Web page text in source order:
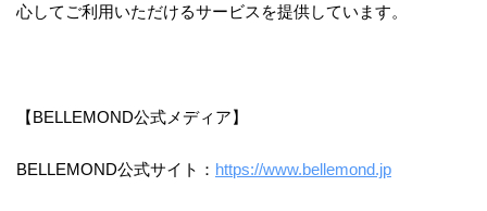
心してご利用いただけるサービスを提供しています。
【BELLEMOND公式メディア】
BELLEMOND公式サイト： https://www.bellemond.jp